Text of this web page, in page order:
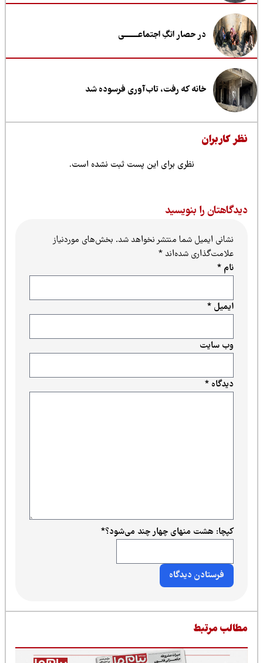
در حصار انگِ اجتماعــــــــی
خانه که رفت، تاب‌آوری فرسوده شد
کاربران
نظری برای این پست ثبت نشده است.
را بنویسید
نشانی ایمیل شما منتشر نخواهد شد.بخش‌های موردنیاز
علامت‌گذاری شده‌اند*
دیدگاه*
ایمیل*
وب‌ سایت
کپچا: هشت منهای چهار چند می‌شود؟*
مرتبط